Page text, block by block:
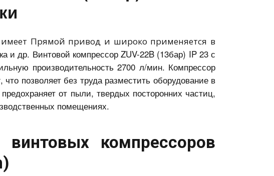
имеет Прямой привод и широко применяется в
и др. Винтовой компрессор ZUV-22B (13бар) IP 23 с
производительность 2700 л/мин. Компрессор
позволяет без труда разместить оборудование в
от пыли, твердых посторонних частиц,
помещениях.
винтовых компрессоров